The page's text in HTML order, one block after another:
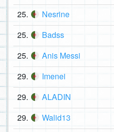
25. Nesrine
25. Badss
25. Anis Messi
29. Imenei
29. ALADIN
29. Walid13